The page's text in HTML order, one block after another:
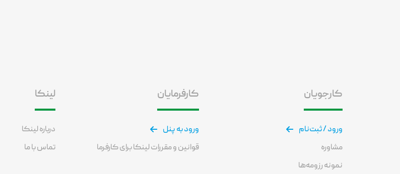
کارجویان
ورود / ثبت‌نام
مشاوره
نمونه رزومه‌ها
کارفرمایان
ورود به پنل
قوانین و مقررات لینکا برای کارفرما
لینکا
درباره لینکا
تماس با ما